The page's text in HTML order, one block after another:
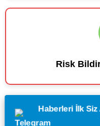
Risk
Haberleri İlk